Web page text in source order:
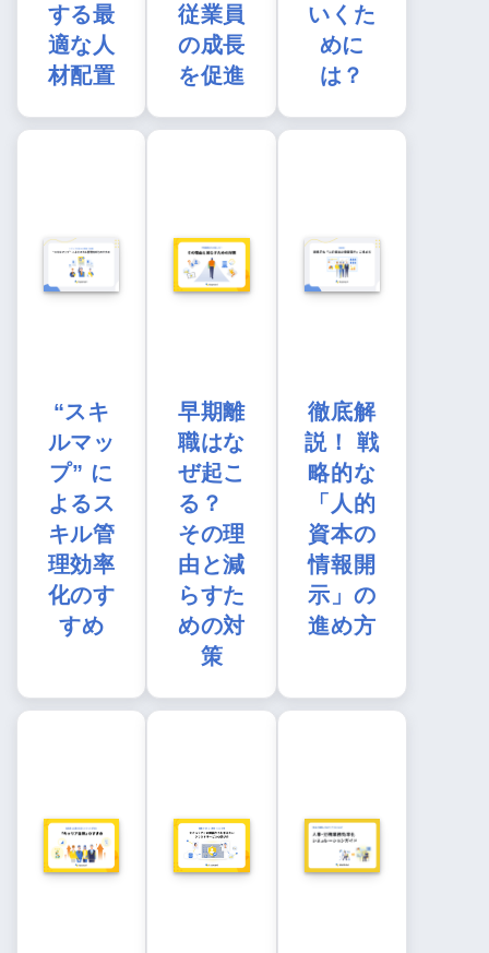
する最
適な人
材配置
従業員
の成長
を促進
いくた
めに
は？
“スキ
ルマッ
プ” に
よるス
キル管
理効率
化のす
すめ
早期離
職はな
ぜ起こ
る？
その理
由と減
らすた
めの対
策
徹底解
説！ 戦
略的な
「人的
資本の
情報開
示」の
進め方